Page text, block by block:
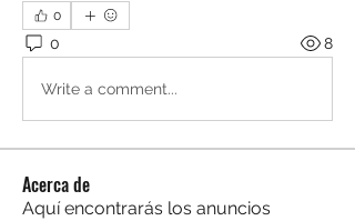
0
0 8
Write a comment...
Acerca de
Aquí encontrarás los anuncios